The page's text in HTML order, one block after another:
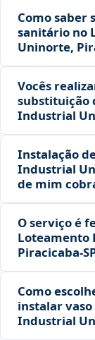
Como saber
sanitário no
Uninorte,
Vocês
substituição
Industrial
Instalação
Industrial
de mim
O serviço é
Loteamento
Como
instalar
Industrial